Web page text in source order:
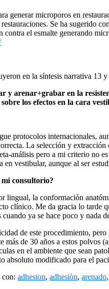
generar microporos en
Se ha sugerido
el esmalte generando
en la síntesis narrativa
y arenar+grabar en la
los efectos en la cara
protocolos internacionales,
La selección y
análisis pero a mi criterio no
en vestibular, aunque al ser
mi consultorio?
lingual, la conformación
clínico. Me da gracia lo tarde
ya se hace poco y nada
de este procedimiento,
de 30 años a estos polvos
en el ambiente que sean
absoluto modificado para el
con: adhesion, adhesiòn, arenado,